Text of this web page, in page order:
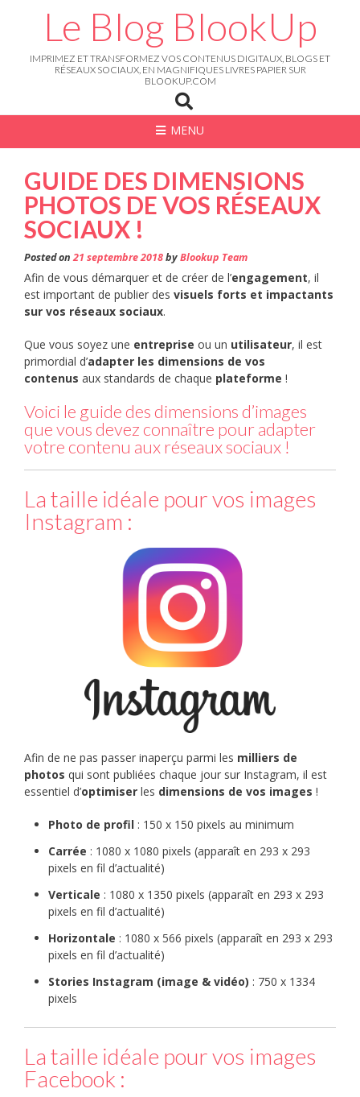
Le Blog BlookUp
IMPRIMEZ ET TRANSFORMEZ VOS CONTENUS DIGITAUX, BLOGS ET
RÉSEAUX SOCIAUX, EN MAGNIFIQUES LIVRES PAPIER SUR
BLOOKUP.COM
MENU
GUIDE DES DIMENSIONS
PHOTOS DE VOS RÉSEAUX
SOCIAUX !
Posted on21 septembre 2018byBlookup Team
Afin de vous démarquer et de créer de l’engagement, il
est important de publier des visuels forts et impactants
sur vos réseaux sociaux.
Que vous soyez une entreprise ou un utilisateur, il est
primordial d’adapter les dimensions de vos
contenus aux standards de chaque plateforme !
Voici le guide des dimensions d’images
que vous devez connaître pour adapter
votre contenu aux réseaux sociaux !
La taille idéale pour vos images
Instagram :
Afin de ne pas passer inaperçu parmi les milliers de
photos qui sont publiées chaque jour sur Instagram, il est
essentiel d’optimiser les dimensions de vos images !
Photo de profil : 150 x 150 pixels au minimum
Carrée : 1080 x 1080 pixels (apparaît en 293 x 293
pixels en fil d’actualité)
Verticale : 1080 x 1350 pixels (apparaît en 293 x 293
pixels en fil d’actualité)
Horizontale : 1080 x 566 pixels (apparaît en 293 x 293
pixels en fil d’actualité)
Stories Instagram (image & vidéo) : 750 x 1334
pixels
La taille idéale pour vos images
Facebook :